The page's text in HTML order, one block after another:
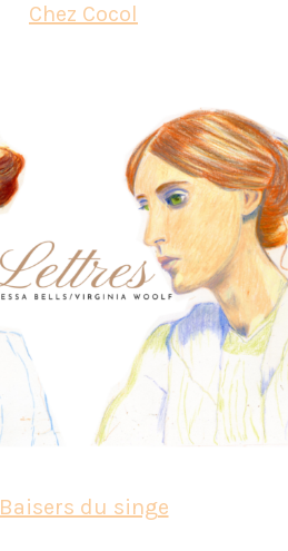
Chez Cocol
Baisers du singe